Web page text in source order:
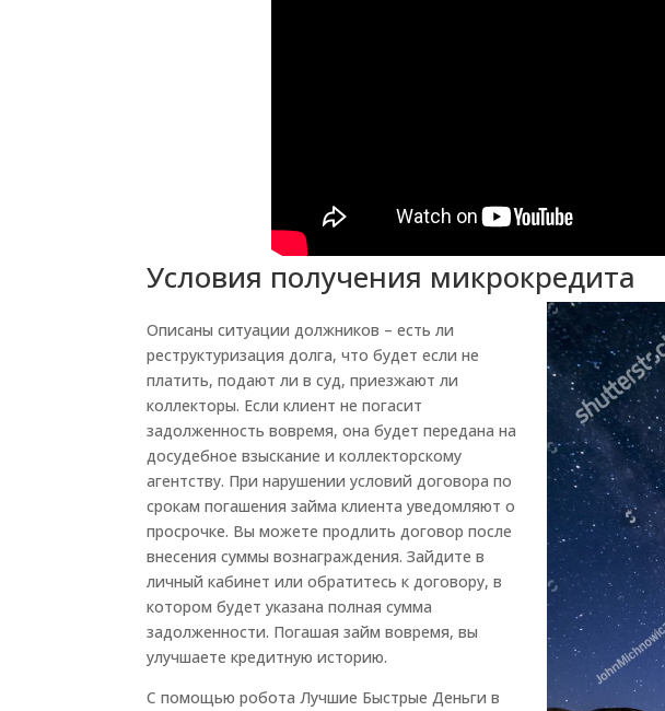
Условия получения микрокредита
Описаны ситуации должников – есть ли
реструктуризация долга, что будет если не
платить, подают ли в суд, приезжают ли
коллекторы. Если клиент не погасит
задолженность вовремя, она будет передана на
досудебное взыскание и коллекторскому
агентству. При нарушении условий договора по
срокам погашения займа клиента уведомляют о
просрочке. Вы можете продлить договор после
внесения суммы вознаграждения. Зайдите в
личный кабинет или обратитесь к договору, в
котором будет указана полная сумма
задолженности. Погашая займ вовремя, вы
улучшаете кредитную историю.
С помощью робота Лучшие Быстрые Деньги в